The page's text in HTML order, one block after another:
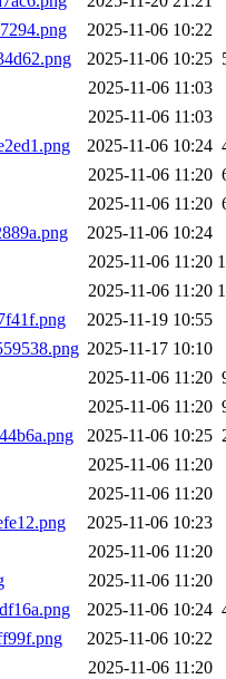
2025-11-06 10:22
2025-11-06 10:25
2025-11-06 11:03
2025-11-06 11:03
2025-11-06 10:24
2025-11-06 11:20
2025-11-06 11:20
2025-11-06 10:24
2025-11-06 11:20
2025-11-06 11:20
2025-11-19 10:55
2025-11-17 10:10
2025-11-06 11:20
2025-11-06 11:20
2025-11-06 10:25
2025-11-06 11:20
2025-11-06 11:20
2025-11-06 10:23
2025-11-06 11:20
2025-11-06 11:20
2025-11-06 10:24
2025-11-06 10:22
2025-11-06 11:20